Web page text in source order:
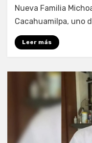
Nueva Familia
Cacahuamilpa, uno
Leer más